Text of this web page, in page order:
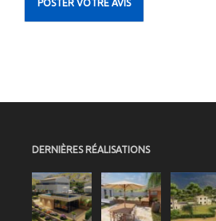
DERNIÈRES RÉALISATIONS